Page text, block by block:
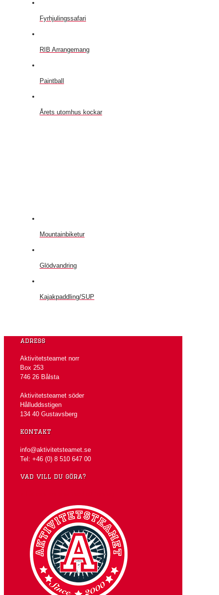
Fyrhjulingssafari
RIB Arrangemang
Paintball
Årets utomhus kockar
Mountainbiketur
Glödvandring
Kajakpaddling/SUP
adress
Aktivitetsteamet norr
Box 253
746 26 Bålsta
Aktivitetsteamet söder
Hålluddsstigen
134 40 Gustavsberg
kontakt
info@aktivitetsteamet.se
Tel: +46 (0) 8 510 647 00
vad vill du göra?